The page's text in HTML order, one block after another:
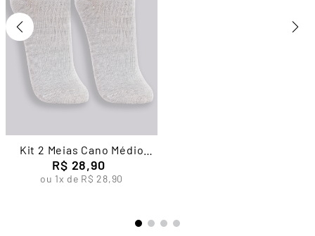
Kit 2 Meias Cano Médio
Algodão Feminina Lupo
R$ 28,90
ou 1x de R$ 28,90